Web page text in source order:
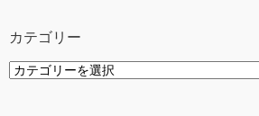
カテゴリー
カ